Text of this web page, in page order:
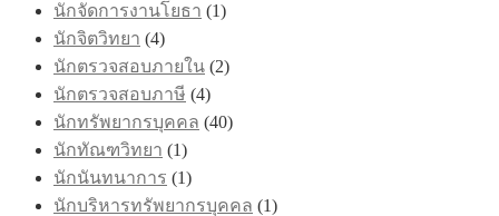
นักจัดการงานโยธา (1)
นักจิตวิทยา (4)
นักตรวจสอบภายใน (2)
นักตรวจสอบภาษี (4)
นักทรัพยากรบุคคล (40)
นักทัณฑวิทยา (1)
นักนันทนาการ (1)
นักบริหารทรัพยากรบุคคล (1)